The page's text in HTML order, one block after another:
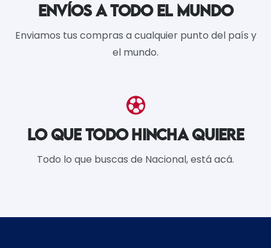
ENVÍOS A TODO EL MUNDO
Enviamos tus compras a cualquier punto del país y
el mundo.
LO QUE TODO HINCHA QUIERE
Todo lo que buscas de Nacional, está acá.